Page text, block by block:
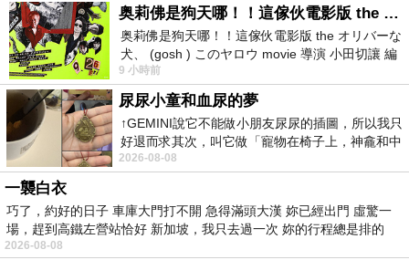
小朋友寫作，說出心裡的想法，既有趣，又能
發輝創意，出書是好事。
上一篇：
下一篇：想了解古代政治制度嗎？看這邊：《中國古代政治制度史論》
奥莉佛是狗天哪！！這傢伙電影版 the オリバーな犬、 (gosh ) このヤロウ movie
奥莉佛是狗天哪！！這傢伙電影版 the オリバーな
犬、 (gosh ) このヤロウ movie 導演 小田切讓 編
劇: 小田切讓 主演: 小田切讓
9 小時前
尿尿小童和血尿的夢
↑GEMINI說它不能做小朋友尿尿的插圖，所以我只
好退而求其次，叫它做「寵物在椅子上，神龕和中
年人臉孔」的畫了。 六月底
2026-08-08
一襲白衣
巧了，約好的日子 車庫大門打不開 急得滿頭大漢 妳已經出門 虛驚一
場，趕到高鐵左營站恰好 新加坡，我只去過一次 妳的行程總是排的
2026-08-08